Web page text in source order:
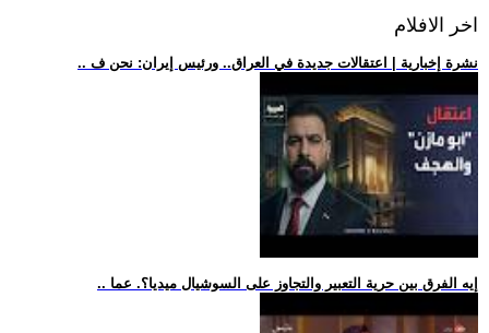
اخر الافلام
.. نشرة إخبارية | اعتقالات جديدة في العراق.. ورئيس إيران: نحن ف
.. إيه الفرق بين حرية التعبير والتجاوز على السوشيال ميديا؟. عما